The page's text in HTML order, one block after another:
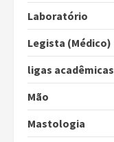
Laboratório
Legista (Médico)
ligas acadêmicas
Mão
Mastologia